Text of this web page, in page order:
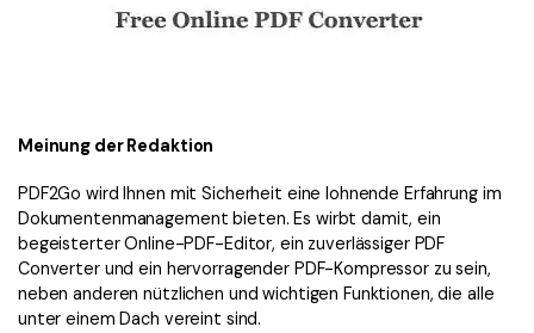
Meinung der Redaktion
PDF2Go wird Ihnen mit Sicherheit eine lohnende Erfahrung im
Dokumentenmanagement bieten. Es wirbt damit, ein
begeisterter Online-PDF-Editor, ein zuverlässiger PDF
Converter und ein hervorragender PDF-Kompressor zu sein,
neben anderen nützlichen und wichtigen Funktionen, die alle
unter einem Dach vereint sind.